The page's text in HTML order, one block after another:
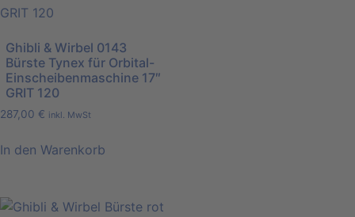
Ghibli & Wirbel 0143
Bürste Tynex für Orbital-
Einscheibenmaschine 17″
GRIT 120
287,00 € inkl. MwSt
In den Warenkorb